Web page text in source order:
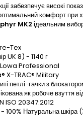
забезпечує високі
оптимальний комфорт при
MK2 ідеальним
Tex
UK 8) - 1140 г
Lowa Professional
X-TRAC® Military
петлі-гачки з
як робоче взуття
ISO 20347:2012
- 100% Натуральна